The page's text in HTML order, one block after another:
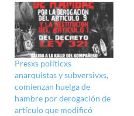
Presxs políticxs
anarquistas y subversivxs,
comienzan huelga de
hambre por derogación de
artículo que modificó